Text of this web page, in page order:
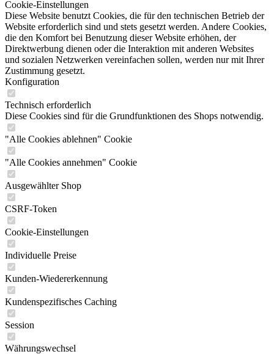
Cookie-Einstellungen
Diese Website benutzt Cookies, die für den technischen Betrieb der
Website erforderlich sind und stets gesetzt werden. Andere Cookies,
die den Komfort bei Benutzung dieser Website erhöhen, der
Direktwerbung dienen oder die Interaktion mit anderen Websites
und sozialen Netzwerken vereinfachen sollen, werden nur mit Ihrer
Zustimmung gesetzt.
Konfiguration
Technisch erforderlich
Diese Cookies sind für die Grundfunktionen des Shops notwendig.
"Alle Cookies ablehnen" Cookie
"Alle Cookies annehmen" Cookie
Ausgewählter Shop
CSRF-Token
Cookie-Einstellungen
Individuelle Preise
Kunden-Wiedererkennung
Kundenspezifisches Caching
Session
Währungswechsel